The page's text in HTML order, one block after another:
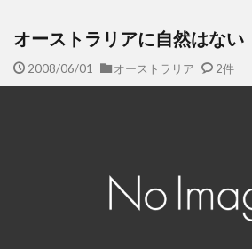
オーストラリアに自然はない
2008/06/01 オーストラリア 2件
マレーシア動画
ヨーグルト
備忘録
動画 日本人村社会